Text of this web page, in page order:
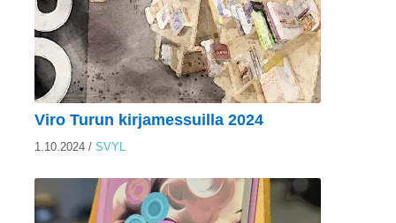
Viro Turun kirjamessuilla 2024
1.10.2024/ SVYL